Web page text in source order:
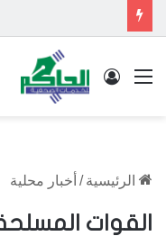
القائمة تسجيل الدخول
الرئيسية / أخبار محلية
القوات